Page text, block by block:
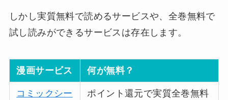
しかし実質無料で読めるサービスや、全巻無料で
試し読みができるサービスは存在します。
漫画サービス 何が無料？
コミックシー
ポイント還元で実質全巻無料